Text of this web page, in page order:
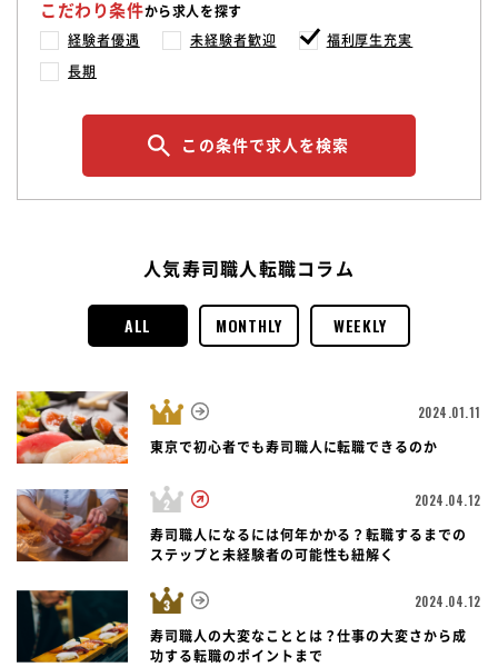
こだわり条件から求人を探す
経験者優遇 未経験者歓迎 福利厚生充実
長期
この条件で求人を検索
人気寿司職人転職コラム
ALL MONTHLY WEEKLY
2024.01.11
東京で初心者でも寿司職人に転職できるのか
2024.04.12
寿司職人になるには何年かかる？転職するまでの
ステップと未経験者の可能性も紐解く
2024.04.12
寿司職人の大変なこととは？仕事の大変さから成
功する転職のポイントまで